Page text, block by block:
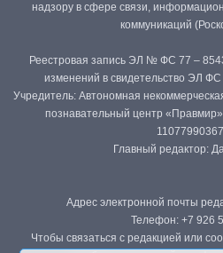
надзору в сфере связи,
коммуникаций
Реестровая запись ЭЛ № ФС 77 –
изменений в свидетельство ЭЛ ФС
Учредитель: Автономная
познавательный центр
Главный редактор:
Адрес электронной почты
Телефон: +7 926
Чтобы связаться с редакцией или